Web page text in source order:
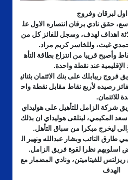
اول لبرقان وفروج
حقق نادي برقان انتصاره الاول عل
اهداف لهدف، وسجل للفائز كل من
غيث، وللخاسر كريم مراد.
وأصبح قريبا من انتزاع بطاقة التأه
عند نقطة واحدة.
فروج ريبابلك على بنك الائتمان بثنائي
رصيده لأربع نقاط مقابل نقطة واح
دة للائتمان.
شركة الزامل للتأهيل على هوليداي
المكيمي، ليتلقى هوليداي ان بذلك
ليخرج مبكرا من سباق التأهل.
طارق التائب وبشار عبدالله ونهير ال
نظرا لقوة فريق الزامل.
للفيتاميتن، ونادي المضمار مع
الهدف